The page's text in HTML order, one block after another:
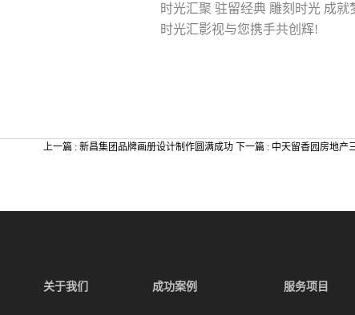
时光汇聚 驻留经典 雕刻时光 成就
时光汇影视与您携手共创辉!
上一篇 : 新昌集团品牌画册设计制作圆满成功 下一篇 : 中天留香园房地产
关于我们 成功案例 服务项目